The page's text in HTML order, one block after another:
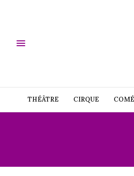
THÉÂTRE CIRQUE